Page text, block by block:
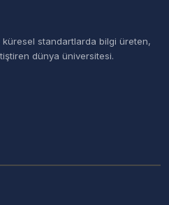
küresel standartlarda bilgi üreten,
dünya üniversitesi.